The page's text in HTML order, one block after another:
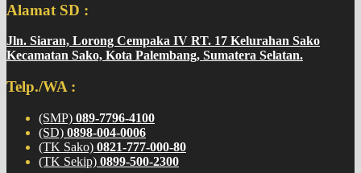
Alamat SD :
Jln. Siaran, Lorong Cempaka IV RT. 17 Kelurahan Sako
Kecamatan Sako, Kota Palembang, Sumatera Selatan.
Telp./WA :
(SMP) 089-7796-4100
(SD) 0898-004-0006
(TK Sako) 0821-777-000-80
(TK Sekip) 0899-500-2300